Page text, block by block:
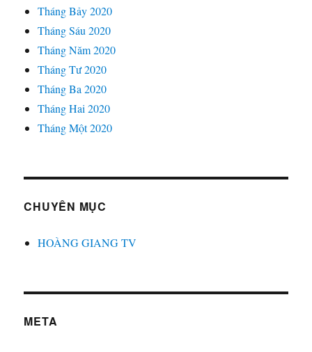
Tháng Bảy 2020
Tháng Sáu 2020
Tháng Năm 2020
Tháng Tư 2020
Tháng Ba 2020
Tháng Hai 2020
Tháng Một 2020
CHUYÊN MỤC
HOÀNG GIANG TV
META